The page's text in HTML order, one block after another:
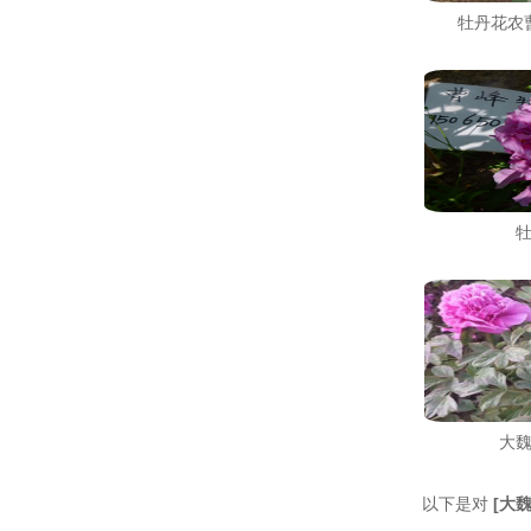
牡丹花农
大
以下是对 [大